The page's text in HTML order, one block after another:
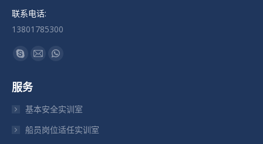
联系电话:
13801785300
找到我们：
Skype
在
新
口
Mail
新
口
Whatsapp
新
口
服务
基本安全实训室
船员岗位适任实训室